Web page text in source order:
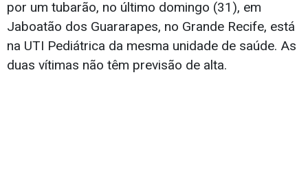
por um tubarão, no último domingo (31), em
Jaboatão dos Guararapes, no Grande Recife, está
na UTI Pediátrica da mesma unidade de saúde. As
duas vítimas não têm previsão de alta.